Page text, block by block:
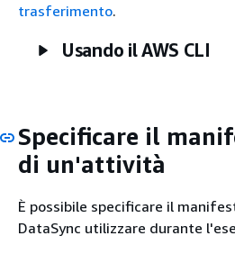
trasferimento.
Usando il AWS CLI
Specificare il
di un'attività
È possibile specificare il
DataSync utilizzare durante